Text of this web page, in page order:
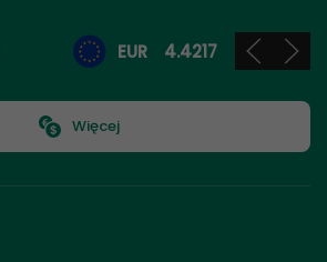
EUR 4.4217
Więcej